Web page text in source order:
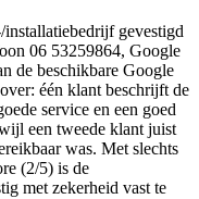
installatiebedrijf gevestigd
06 53259864, Google
de beschikbare Google
één klant beschrijft de
service en een goed
een tweede klant juist
was. Met slechts
(2/5) is de
met zekerheid vast te